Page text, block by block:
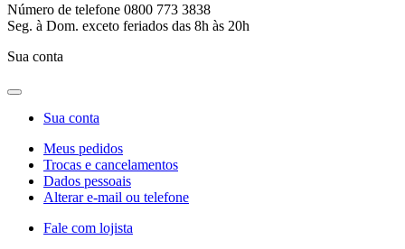
Número de telefone 0800 773 3838
Seg. à Dom. exceto feriados das 8h às 20h
Sua conta
Sua conta
Meus pedidos
Trocas e cancelamentos
Dados pessoais
Alterar e-mail ou telefone
Fale com lojista